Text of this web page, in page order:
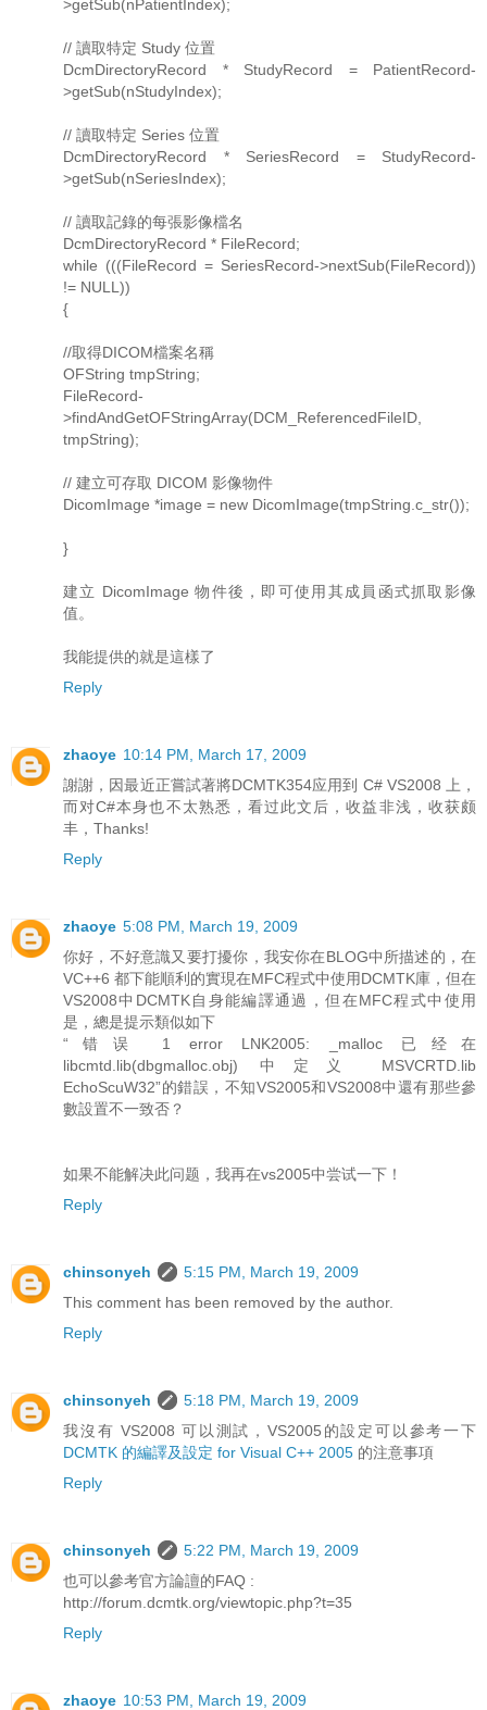
>getSub(nPatientIndex);
// 讀取特定 Study 位置
DcmDirectoryRecord * StudyRecord = PatientRecord-
>getSub(nStudyIndex);
// 讀取特定 Series 位置
DcmDirectoryRecord * SeriesRecord = StudyRecord-
>getSub(nSeriesIndex);
// 讀取記錄的每張影像檔名
DcmDirectoryRecord * FileRecord;
while (((FileRecord = SeriesRecord->nextSub(FileRecord))
!= NULL))
{
//取得DICOM檔案名稱
OFString tmpString;
FileRecord-
>findAndGetOFStringArray(DCM_ReferencedFileID,
tmpString);
// 建立可存取 DICOM 影像物件
DicomImage *image = new DicomImage(tmpString.c_str());
}
建立 DicomImage 物件後，即可使用其成員函式抓取影像
值。
我能提供的就是這樣了
Reply
zhaoye 10:14 PM, March 17, 2009
謝謝，因最近正嘗試著將DCMTK354应用到 C# VS2008 上，
而对C#本身也不太熟悉，看过此文后，收益非浅，收获颇
丰，Thanks!
Reply
zhaoye 5:08 PM, March 19, 2009
你好，不好意識又要打擾你，我安你在BLOG中所描述的，在
VC++6 都下能順利的實現在MFC程式中使用DCMTK庫，但在
VS2008中DCMTK自身能編譯通過，但在MFC程式中使用
是，總是提示類似如下
“错误 1 error LNK2005: _malloc 已经在
libcmtd.lib(dbgmalloc.obj) 中定义 MSVCRTD.lib
EchoScuW32”的錯誤，不知VS2005和VS2008中還有那些參
數設置不一致否？
如果不能解决此问题，我再在vs2005中尝试一下！
Reply
chinsonyeh
5:15 PM, March 19, 2009
This comment has been removed by the author.
Reply
chinsonyeh
5:18 PM, March 19, 2009
我沒有 VS2008 可以測試，VS2005的設定可以參考一下
DCMTK 的編譯及設定 for Visual C++ 2005 的注意事項
Reply
chinsonyeh
5:22 PM, March 19, 2009
也可以參考官方論譠的FAQ :
http://forum.dcmtk.org/viewtopic.php?t=35
Reply
zhaoye 10:53 PM, March 19, 2009